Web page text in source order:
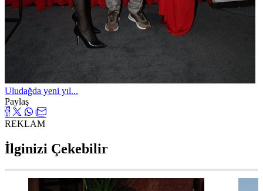
Uludağda yeni yıl...
Paylaş
REKLAM
İlginizi Çekebilir